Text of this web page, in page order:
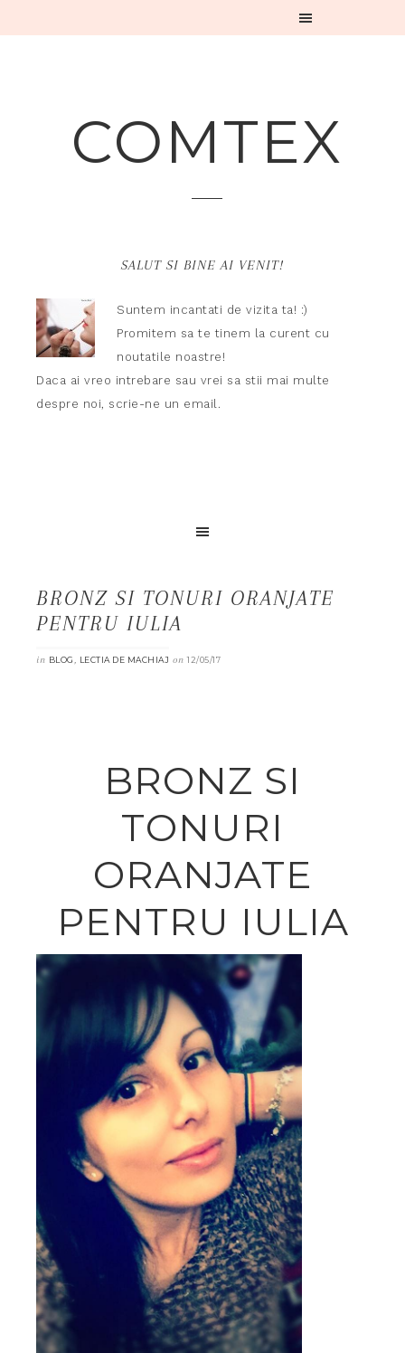
COMTEX
SALUT SI BINE AI VENIT!
Suntem incantati de vizita ta! :)
Promitem sa te tinem la curent cu
noutatile noastre!
Daca ai vreo intrebare sau vrei sa stii mai multe
despre noi, scrie-ne un email.
BRONZ SI TONURI ORANJATE
PENTRU IULIA
in BLOG, LECTIA DE MACHIAJ on12/05/17
BRONZ SI
TONURI
ORANJATE
PENTRU IULIA